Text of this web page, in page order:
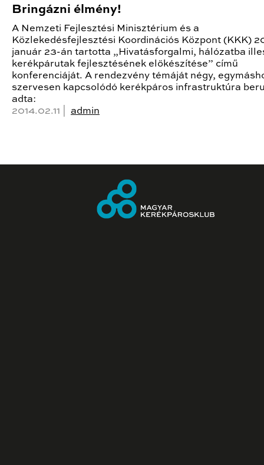
Bringázni élmény!
A Nemzeti Fejlesztési Minisztérium és a
Közlekedésfejlesztési Koordinációs Központ (KKK)
január 23-án tartotta „Hivatásforgalmi, hálózatba
kerékpárutak fejlesztésének előkészítése” című
konferenciáját. A rendezvény témáját négy,
szervesen kapcsolódó kerékpáros infrastruktúra
adta:
2014.02.11 | admin